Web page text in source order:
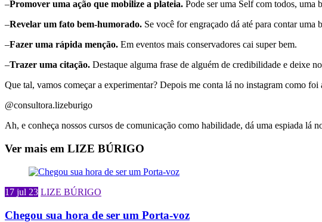
–Promover uma ação que mobilize a plateia. Pode ser uma Self com todos, uma
–Revelar um fato bem-humorado. Se você for engraçado dá até para contar
–Fazer uma rápida menção. Em eventos mais conservadores cai super bem.
–Trazer uma citação. Destaque alguma frase de alguém de credibilidade e deixe
Que tal, vamos começar a experimentar? Depois me conta lá no instagram como foi
@consultora.lizeburigo
Ah, e conheça nossos cursos de comunicação como habilidade, dá uma espiada lá
Ver mais em LIZE BÚRIGO
17 jul 23 LIZE BÚRIGO
Chegou sua hora de ser um Porta-voz